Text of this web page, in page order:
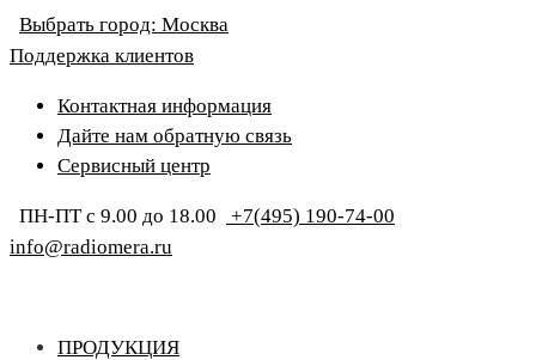
Выбрать город: Москва
Поддержка клиентов
Контактная информация
Дайте нам обратную связь
Сервисный центр
ПН-ПТ с 9.00 до 18.00
+7(495) 190-74-00
info@radiomera.ru
ПРОДУКЦИЯ